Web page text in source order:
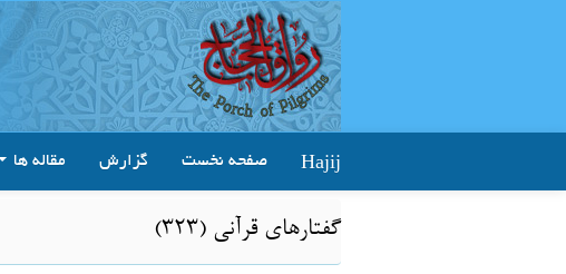
Hajij صفحه نخست گزارش مقاله ها
گفتارهای قرآنی (323)